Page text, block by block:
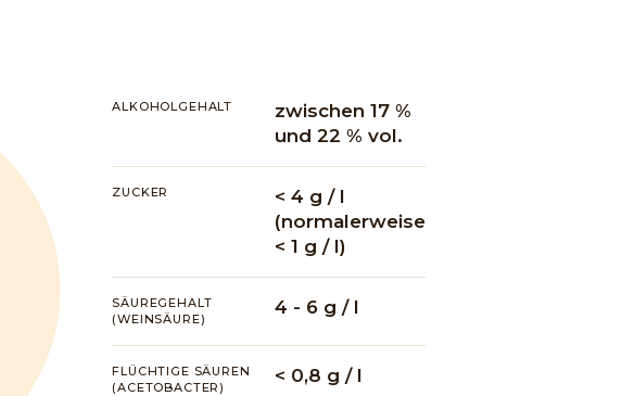
ALKOHOLGEHALT
zwischen 17 %
und 22 % vol.
ZUCKER
< 4 g / l
(normalerweise
< 1 g / l)
SÄUREGEHALT
(WEINSÄURE)
4 - 6 g / l
FLÜCHTIGE SÄUREN
(ACETOBACTER)
< 0,8 g / l